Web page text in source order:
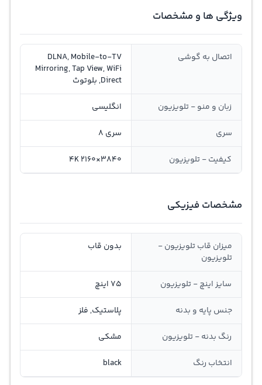
ویژگی ها و مشخصات
اتصال به گوشی
DLNA, Mobile-to-TV
Mirroring, Tap View, WiFi
Direct, بلوتوث
زبان و منو - تلویزیون انگلیسی
سری سری 8
کیفیت - تلویزیون 3840×2160 4K
مشخصات فیزیکی
میزان قاب تلویزیون -
تلویزیون
بدون قاب
سایز اینچ - تلویزیون 75 اینچ
جنس پایه و بدنه پلاستیک, فلز
رنگ بدنه - تلویزیون مشکی
انتخاب رنگ black